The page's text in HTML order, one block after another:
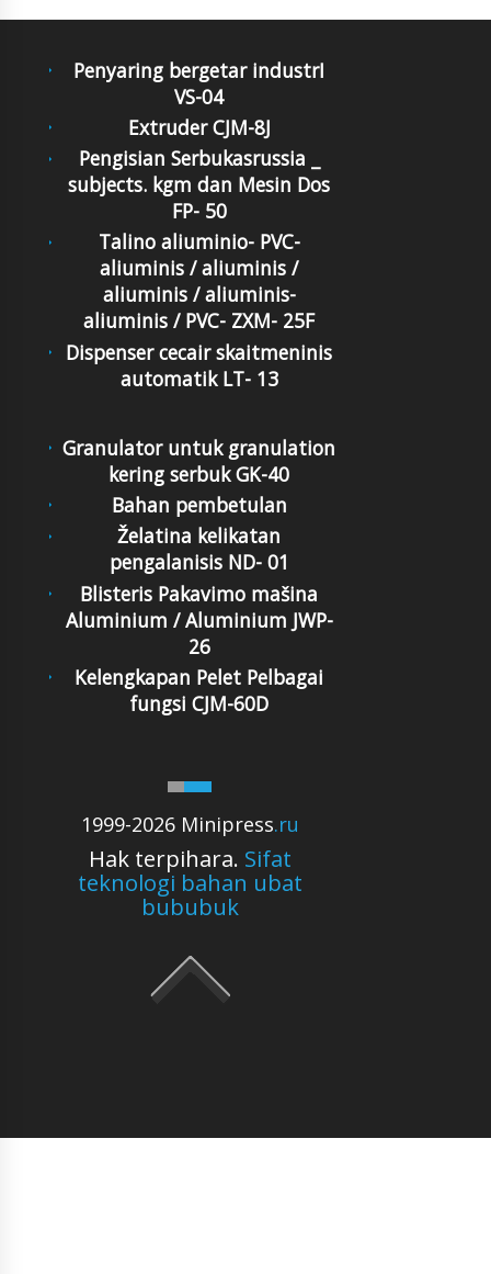
Penyaring bergetar industrI
VS-04
Extruder CJM-8J
Pengisian Serbukasrussia _
subjects. kgm dan Mesin Dos
FP- 50
Talino aliuminio- PVC-
aliuminis / aliuminis /
aliuminis / aliuminis-
aliuminis / PVC- ZXM- 25F
Dispenser cecair skaitmeninis
automatik LT- 13
1999-2026 Minipress.ru
Hak terpihara. Sifat
teknologi bahan ubat
bububuk
Granulator untuk granulation
kering serbuk GK-40
Bahan pembetulan
Želatina kelikatan
pengalanisis ND- 01
Blisteris Pakavimo mašina
Aluminium / Aluminium JWP-
26
Kelengkapan Pelet Pelbagai
fungsi CJM-60D